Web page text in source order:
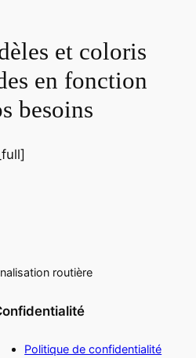
et coloris
en fonction
besoins
routière
Politique de confidentialité